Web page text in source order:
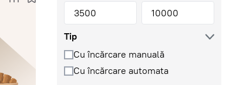
Tip
Сu încărcare manuală
Cu încărcare automata